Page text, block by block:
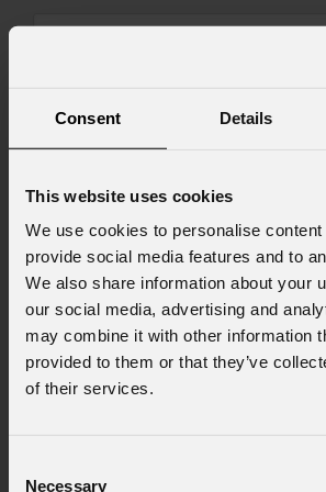
Consent Details
This website uses cookies
We use cookies to personalise
provide social media features and to
We also share information about your
our social media, advertising and
may combine it with other information
provided to them or that they’ve
of their services.
Necessary
Acconsento al trattamento dei
ricevere informazioni
marketing.
Consenso al trattamento dei
personali
Ho letto l'informativa ai sensi
GDPR; acconsento al trattamento